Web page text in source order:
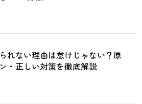
れない理由は怠けじゃない？原
・正しい対策を徹底解説